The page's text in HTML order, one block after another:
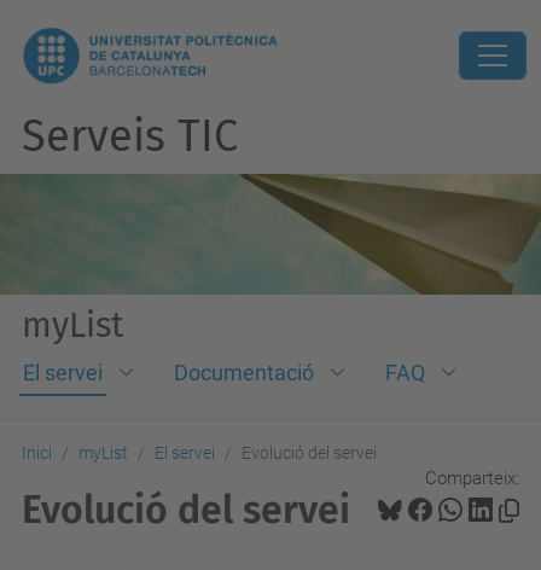
Serveis TIC
myList
El servei Documentació FAQ
Inici myList El servei Evolució del servei
Comparteix:
Evolució del servei